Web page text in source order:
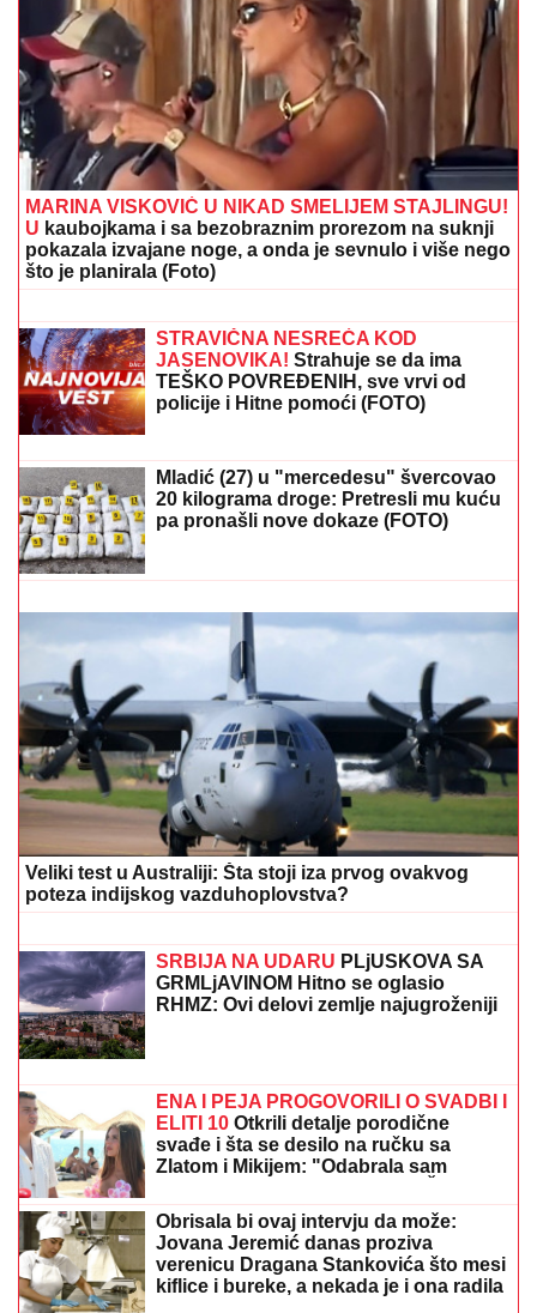
OVO NEMA NI U "BETON LIGI":Ispucao loptu i
izazvao saobraćajku (VIDEO)
"ODUSTALI SMO OD VANTELESNE
NAKON NEUSPEŠNIH POKUŠAJA"
Voditeljka sa mužem slavi 16 godina
braka: "Dovoljni smo jedno drugom"
Temperatura do 36 stepeni, evo kad
stižu i pljuskovi
MARINA VISKOVIĆ U NIKAD SMELIJEM STAJLINGU!
Ukaubojkama i sa bezobraznim prorezom na suknji
pokazala izvajane noge, a onda je sevnulo i više nego
što je planirala (Foto)
PEVAČICA SPAKOVALA KOFERE I
OTIŠLA IZ BEOGRADAOdmara na
luks destinaciji gde noć košta
papreno: "Sa 34 godine zavolela
pesak"
STRAVIČNA NESREĆA KOD
JASENOVIKA!Strahuje se da ima
policije i Hitne pomoći (FOTO)
KRVAVA ČITULJA POKRENULA PAKAO U
BALKANSKOM GRADU?!Opsadno stanje na
ulicama, MECI LETE NA SVE STRANE: Drama počela